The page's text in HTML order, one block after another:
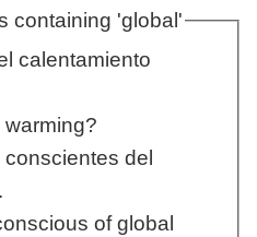
containing 'global'
calentamiento
del
of global